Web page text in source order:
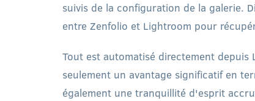
suivis de la configuration de la galerie.
entre Zenfolio et Lightroom pour
Tout est automatisé directement
seulement un avantage significatif en
également une tranquillité d'esprit